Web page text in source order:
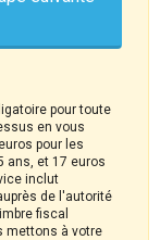
pour toute
en vous
pour les
ans, et 17 euros
inclut
de l'autorité
fiscal
mettons à votre